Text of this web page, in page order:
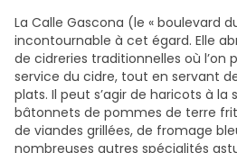
La Calle Gascona (le « boulevard
incontournable à cet égard. Elle
de cidreries traditionnelles où l’on
service du cidre, tout en servant
plats. Il peut s’agir de haricots à
bâtonnets de pommes de terre
de viandes grillées, de fromage
nombreuses autres spécialités